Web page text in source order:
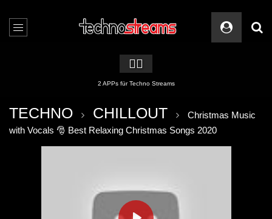
🏳️‍🌈
2 APPs für Techno Streams
TECHNO CHILLOUT
Christmas Music
with Vocals 🎅 Best Relaxing Christmas Songs 2020